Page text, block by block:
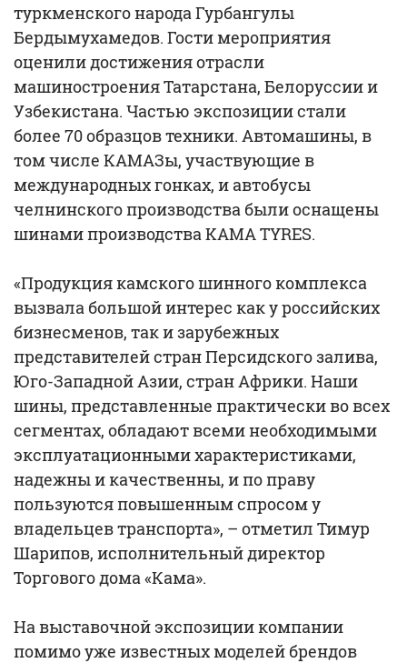
туркменского народа Гурбангулы
Бердымухамедов. Гости мероприятия
оценили достижения отрасли
машиностроения Татарстана, Белоруссии и
Узбекистана. Частью экспозиции стали
более 70 образцов техники. Автомашины, в
том числе КАМАЗы, участвующие в
международных гонках, и автобусы
челнинского производства были оснащены
шинами производства KAMA TYRES.
«Продукция камского шинного комплекса
вызвала большой интерес как у российских
бизнесменов, так и зарубежных
представителей стран Персидского залива,
Юго-Западной Азии, стран Африки. Наши
шины, представленные практически во всех
сегментах, обладают всеми необходимыми
эксплуатационными характеристиками,
надежны и качественны, и по праву
пользуются повышенным спросом у
владельцев транспорта», – отметил Тимур
Шарипов, исполнительный директор
Торгового дома «Кама».
На выставочной экспозиции компании
помимо уже известных моделей брендов